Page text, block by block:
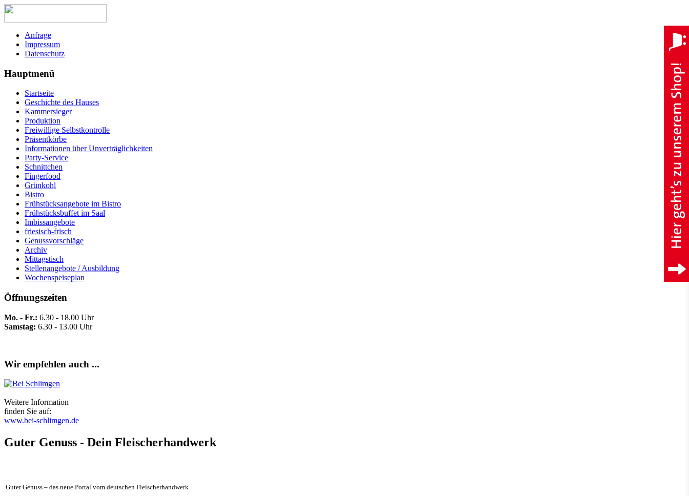
Anfrage
Impressum
Datenschutz
Hauptmenü
Startseite
Geschichte des Hauses
Kammersieger
Produktion
Freiwillige Selbstkontrolle
Präsentkörbe
Informationen über Unverträglichkeiten
Party-Service
Schnittchen
Fingerfood
Grünkohl
Bistro
Frühstücksangebote im Bistro
Frühstücksbuffet im Saal
Imbissangebote
friesisch-frisch
Genussvorschläge
Archiv
Mittagstisch
Stellenangebote / Ausbildung
Wochenspeiseplan
Öffnungszeiten
Mo. - Fr.: 6.30 - 18.00 Uhr
Samstag: 6.30 - 13.00 Uhr
Wir empfehlen auch ...
Weitere Information
finden Sie auf:
www.bei-schlimgen.de
Guter Genuss - Dein Fleischerhandwerk
Guter Genuss – das neue Portal vom deutschen Fleischerhandwerk